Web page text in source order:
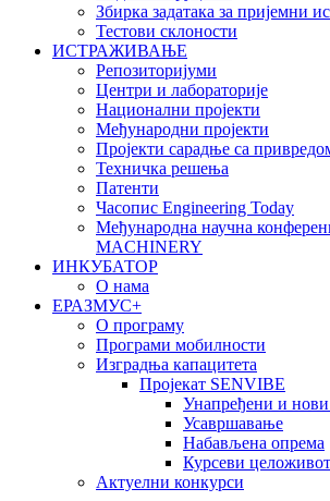
Збиркa задатака за пријемни
Тестови склоности
ИСТРАЖИВАЊЕ
Репозиторијуми
Центри и лабораторије
Национални пројекти
Међународни пројекти
Пројекти сарадње са
Техничка решења
Патенти
Часопис Engineering Today
Међународна научна
MACHINERY
ИНКУБАТОР
О нама
EРАЗМУС+
О програму
Програми мобилности
Изградња капацитета
Пројекат SENVIBE
Унапређени и
Усавршавање
Набављена опрема
Курсеви
Актуелни конкурси